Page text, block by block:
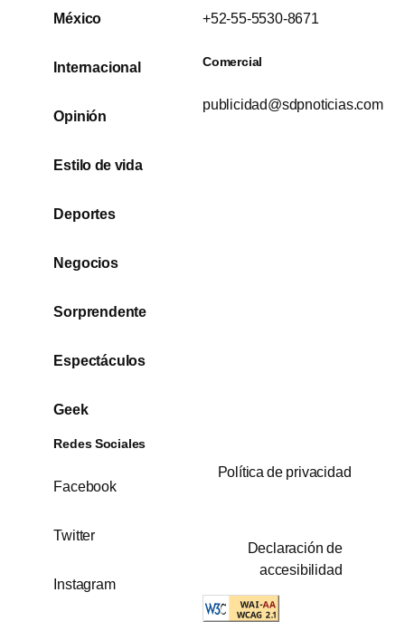
México
Internacional
Opinión
Estilo de vida
Deportes
Negocios
Sorprendente
Espectáculos
Geek
+52-55-5530-8671
Comercial
publicidad@sdpnoticias.com
Redes Sociales
Facebook
Twitter
Instagram
Política de privacidad
Declaración de
accesibilidad